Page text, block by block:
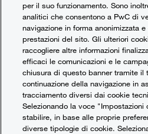
Installazione di impianti
accumulo.
2. Produzione di energia
rinnovabili,incentiva la
l’installazione di sistemi
Sostituzione impianti di
per il suo funzionamento. Sono
analitici che consentono a PwC di
navigazione in forma anonimizzata
prestazioni del sito. Gli ulteriori
raccogliere altre informazioni
efficaci le comunicazioni e le
chiusura di questo banner tramite il
continuazione della navigazione in
tracciamento diversi dai cookie
Selezionando la voce "Impostazioni
stabilire, in base alle proprie
diverse tipologie di cookie.